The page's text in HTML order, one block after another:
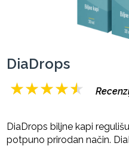
DiaDrops
★★★★★
DiaDrops biljne kapi
potpuno prirodan način.